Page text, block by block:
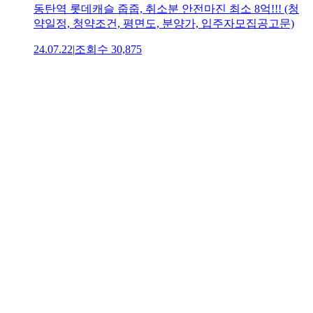
동탄역 롯데캐슬 줍줍, 취소분 안전마진 최소 8억!!! (청
약일정, 청약조건, 평면도, 분양가, 입주자모집공고문)
24.07.22|조회수 30,875